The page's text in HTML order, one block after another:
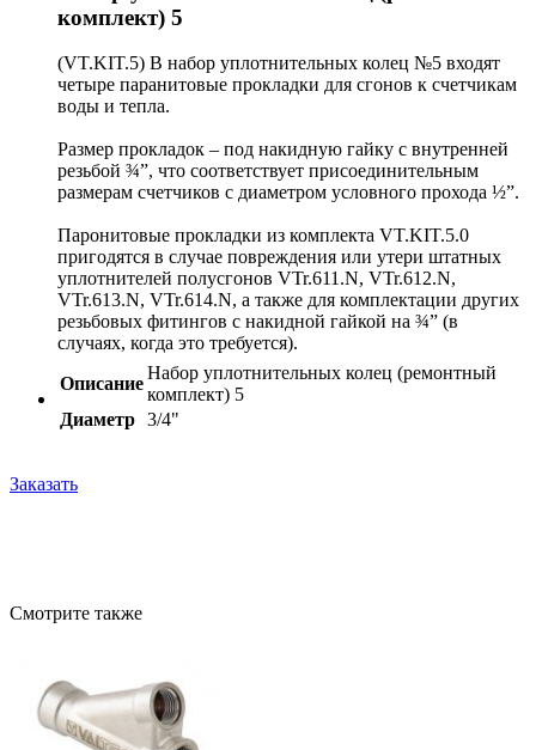
комплект) 5
(VT.KIT.5) В набор уплотнительных колец №5 входят
четыре паранитовые прокладки для сгонов к счетчикам
воды и тепла.
Размер прокладок – под накидную гайку с внутренней
резьбой ¾”, что соответствует присоединительным
размерам счетчиков c диаметром условного прохода ½”.
Паронитовые прокладки из комплекта VT.KIT.5.0
пригодятся в случае повреждения или утери штатных
уплотнителей полусгонов VTr.611.N, VTr.612.N,
VTr.613.N, VTr.614.N, а также для комплектации других
резьбовых фитингов с накидной гайкой на ¾” (в
случаях, когда это требуется).
Описание
Набор уплотнительных колец (ремонтный
комплект) 5
Диаметр 3/4"
Заказать
Смотрите также